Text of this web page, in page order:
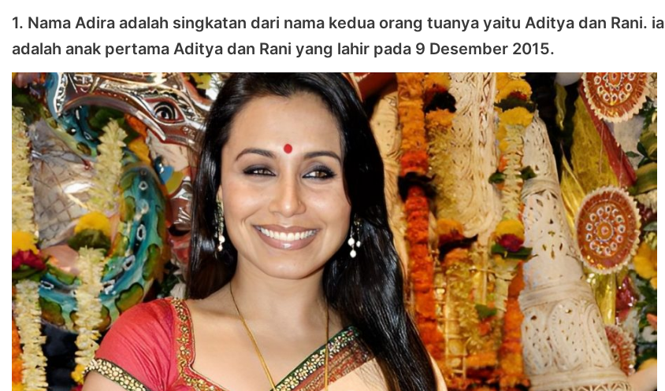
1. Nama Adira adalah singkatan dari nama kedua orang tuanya yaitu Aditya dan Rani. ia
adalah anak pertama Aditya dan Rani yang lahir pada 9 Desember 2015.